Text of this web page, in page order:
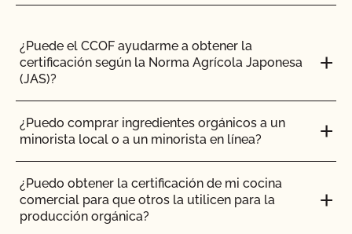
¿Puedo transferir paquetes entre operaciones
¿Puedo utilizar un pienso no orgánico para el
ganado orgánico?
¿Puedo utilizar antibióticos en mis animales y
mantener su condición orgánica?
¿Puedo utilizar cualquier matadero para procesar
mis animales orgánicos?
¿Puede el CCOF ayudarme a obtener la
certificación según la Norma Agrícola Japonesa
(JAS)?
¿Puedo comprar ingredientes orgánicos a un
minorista local o a un minorista en línea?
¿Puedo obtener la certificación de mi cocina
comercial para que otros la utilicen para la
producción orgánica?